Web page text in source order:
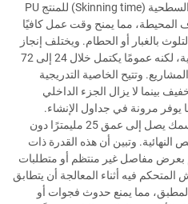
وعادةً ما يتراوح زمن تكوين الطبقة السطحية (Skinning time) للمنتج PU
الظروف المحيطة، مما يمنح وقت عمل كافيًا
بالغبار أو الحطام. ويختلف إنجاز
العلاج الكامل باختلاف الظروف البيئية، لكنه عمومًا يكتمل خلال 24 إلى 72
وتتيح الخاصية التدريجية
بينما لا يزال الجزء الداخلي
مرونة في جداول الإنشاء.
ويتحمل نظام المعالجة تفاوتًا في السمك يصل إلى عمق 25 مليمترًا دون
النهائية. وتبين أن هذه القدرة ذات
بعرض مفاصل غير منتظم أو متطلبات
فيه أثناء المعالجة أن يتطابق
المطبق، مما يمنع حدوث فجوات أو